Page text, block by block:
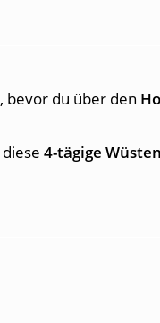
, bevor du über den
4-tägige